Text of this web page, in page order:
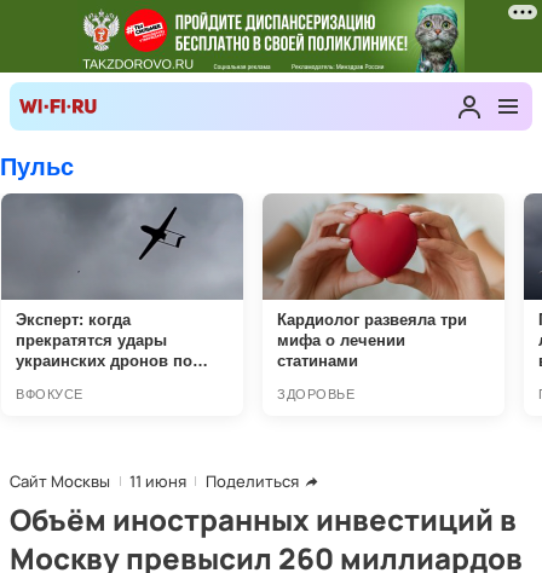
Сайт Москвы 11 июня Поделиться
Объём иностранных инвестиций в
Москву превысил 260 миллиардов